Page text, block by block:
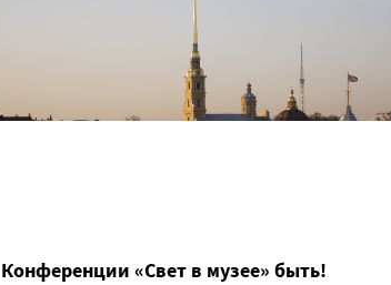
Конференции «Свет в музее» быть!